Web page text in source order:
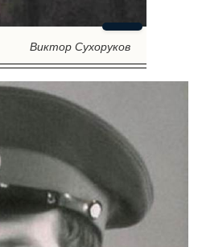
Виктор Сухоруков